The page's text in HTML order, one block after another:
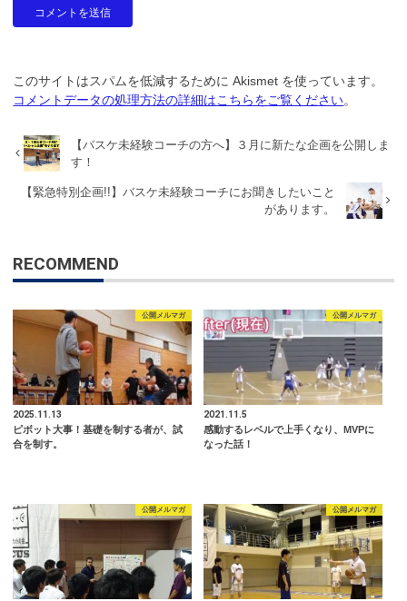
このサイトはスパムを低減するために Akismet を使っています。
コメントデータの処理方法の詳細はこちらをご覧ください。
【バスケ未経験コーチの方へ】３月に新たな企画を公開しま
す！
【緊急特別企画!!】バスケ未経験コーチにお聞きしたいこと
があります。
RECOMMEND
公開メルマガ
2025.11.13
ピボット大事！基礎を制する者が、試
合を制す。
公開メルマガ
2021.11.5
感動するレベルで上手くなり、MVPに
なった話！
公開メルマガ 公開メルマガ